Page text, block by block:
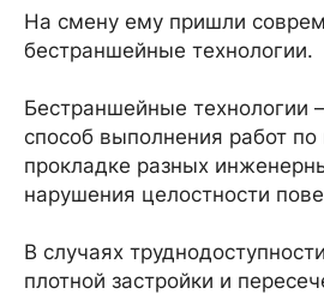
На смену ему пришли
бестраншейные технологии.
Бестраншейные технологии
способ выполнения работ
прокладке разных
нарушения целостности
В случаях
плотной застройки и